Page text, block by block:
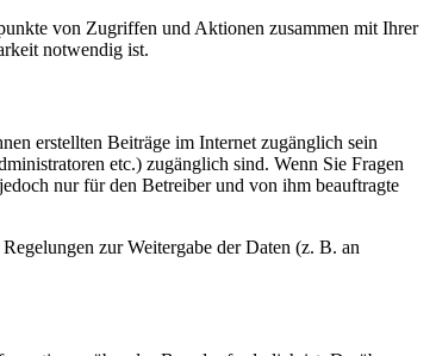
von Zugriffen und Aktionen zusammen mit Ihrer
notwendig ist.
erstellten Beiträge im Internet zugänglich sein
etc.) zugänglich sind. Wenn Sie Fragen
nur für den Betreiber und von ihm beauftragte
zur Weitergabe der Daten (z. B. an